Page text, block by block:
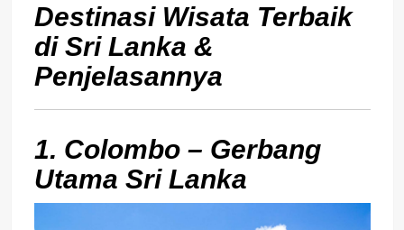
Destinasi Wisata Terbaik
di Sri Lanka &
Penjelasannya
1. Colombo – Gerbang
Utama Sri Lanka